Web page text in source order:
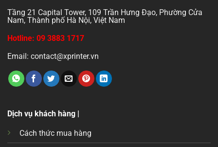
Tầng 21 Capital Tower, 109 Trần Hưng Đạo, Phường Cửa
Nam, Thành phố Hà Nội, Việt Nam
Hotline: 09 3883 1717
Email: contact@xprinter.vn
Dịch vụ khách hàng |
Cách thức mua hàng